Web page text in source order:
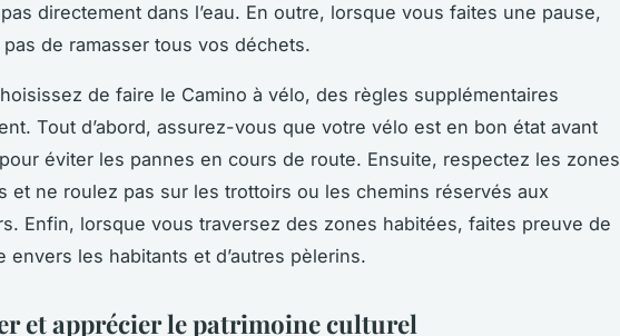
directement dans l’eau. En outre, lorsque vous faites une pause,
pas de ramasser tous vos déchets.
de faire le Camino à vélo, des règles supplémentaires
Tout d’abord, assurez-vous que votre vélo est en bon état avant
éviter les pannes en cours de route. Ensuite, respectez les zones
et ne roulez pas sur les trottoirs ou les chemins réservés aux
Enfin, lorsque vous traversez des zones habitées, faites preuve de
envers les habitants et d’autres pèlerins.
et apprécier le patrimoine culturel